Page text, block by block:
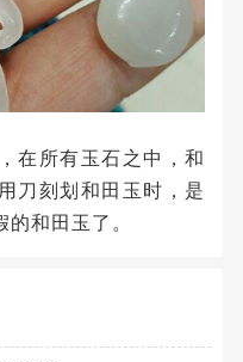
在所有玉石之中，和
刀刻划和田玉时，是
和田玉了。